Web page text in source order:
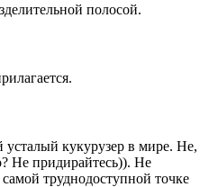
полосой.
кукурузер в мире. Не,
Не придирайтесь)). Не
труднодоступной точке